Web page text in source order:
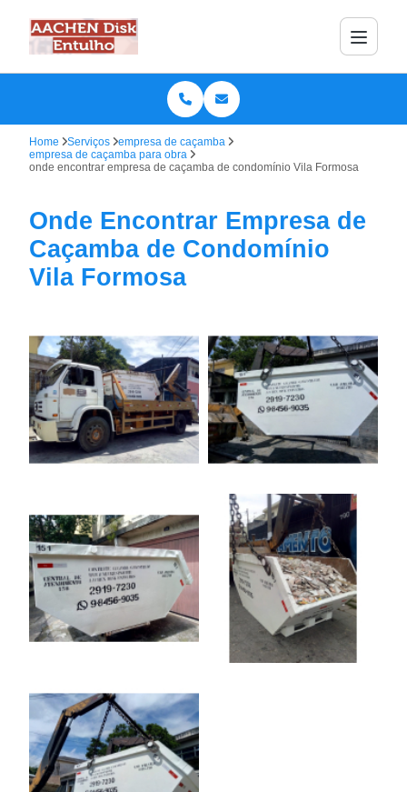
Home Serviços
empresa de caçamba
empresa de caçamba para obra
onde encontrar empresa de caçamba de condomínio Vila Formosa
Onde Encontrar Empresa de
Caçamba de Condomínio
Vila Formosa